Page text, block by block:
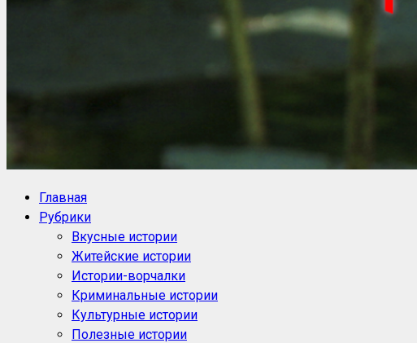
Блог историй NoorySan
Главная
Рубрики
Вкусные истории
Житейские истории
Истории-ворчалки
Криминальные истории
Культурные истории
Полезные истории